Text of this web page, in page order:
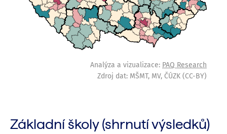
Základní školy (shrnutí výsledků)